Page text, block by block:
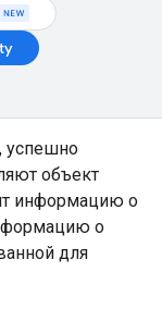
успешно
объект
информацию о
о
для